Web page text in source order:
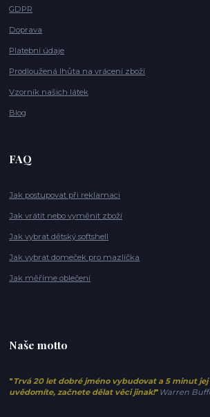
GDPR
Doprava
Platební údaje
Prodloužená lhůta na vrácení zboží
Vzorník našich látek
Blog
FAQ
Jak postupovat při reklamaci
Jak vrátit nebo vyměnit zboží
Jak vybrat dětský softshell
Jak vybrat domeček pro mazlíčka
Jak měříme oblečení
Naše motto
" Trvá 20 let dobré jméno vybudovat a 5 minut
uvědomíte, začnete dělat věci jinak!" Warren